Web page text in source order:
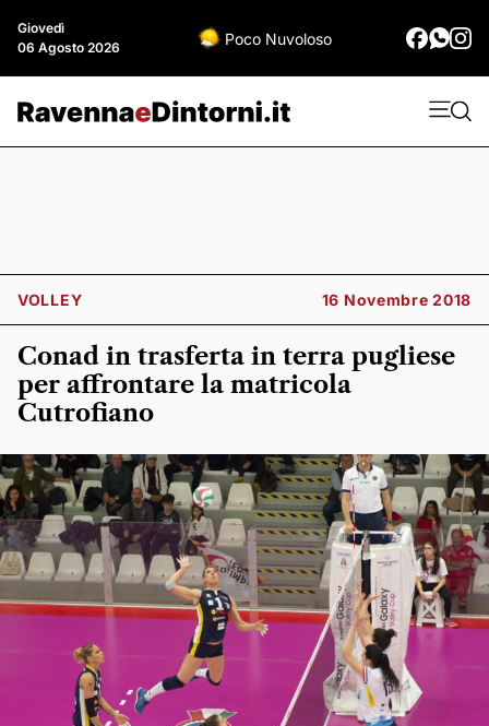
Giovedì
06 Agosto 2026
Poco Nuvoloso
VOLLEY 16 Novembre 2018
Conad in trasferta in terra pugliese
per affrontare la matricola
Cutrofiano